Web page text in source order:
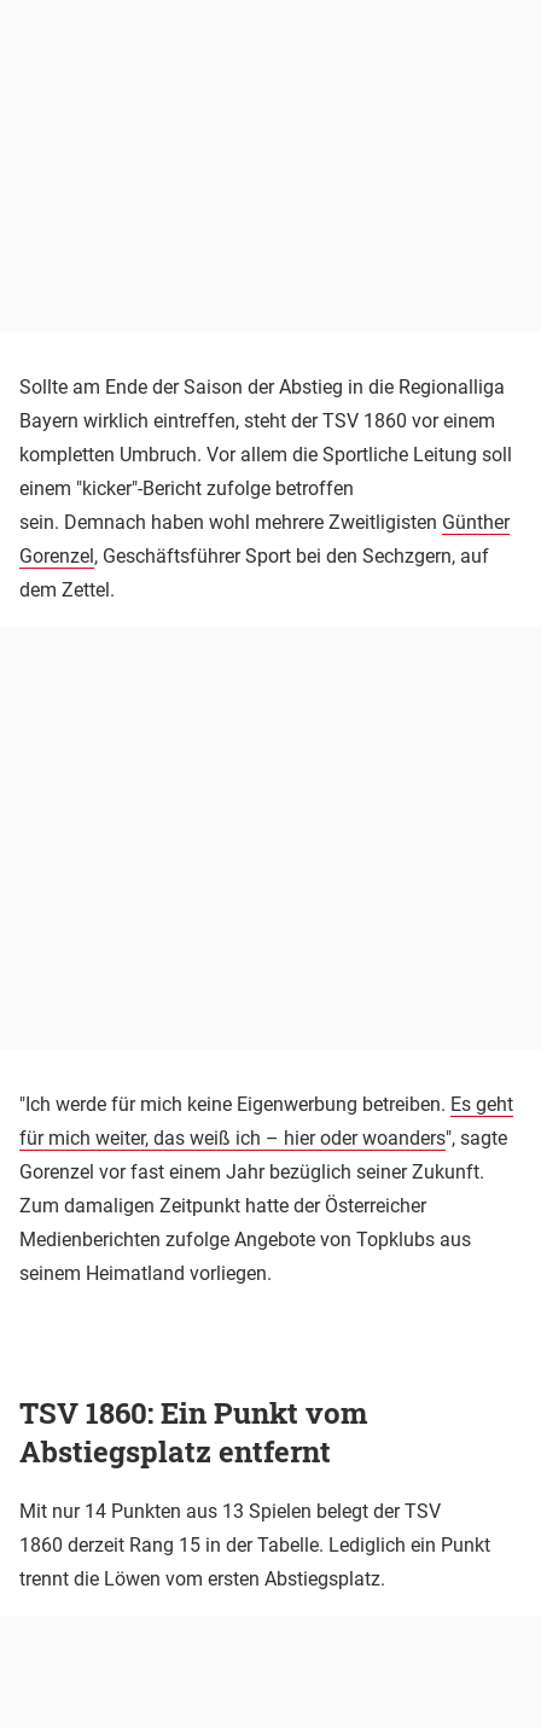
Sollte am Ende der Saison der Abstieg in die Regionalliga
Bayern wirklich eintreffen, steht der TSV 1860 vor einem
kompletten Umbruch. Vor allem die Sportliche Leitung soll
einem "kicker"-Bericht zufolge betroffen
sein. Demnach haben wohl mehrere Zweitligisten Günther
Gorenzel, Geschäftsführer Sport bei den Sechzgern, auf
dem Zettel.
"Ich werde für mich keine Eigenwerbung betreiben. Es geht
für mich weiter, das weiß ich – hier oder woanders", sagte
Gorenzel vor fast einem Jahr bezüglich seiner Zukunft.
Zum damaligen Zeitpunkt hatte der Österreicher
Medienberichten zufolge Angebote von Topklubs aus
seinem Heimatland vorliegen.
TSV 1860: Ein Punkt vom
Abstiegsplatz entfernt
Mit nur 14 Punkten aus 13 Spielen belegt der TSV
1860 derzeit Rang 15 in der Tabelle. Lediglich ein Punkt
trennt die Löwen vom ersten Abstiegsplatz.